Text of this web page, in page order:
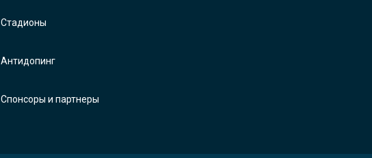
Стадионы
Антидопинг
Спонсоры и партнеры